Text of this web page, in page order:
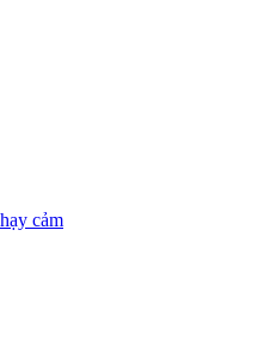
cảm